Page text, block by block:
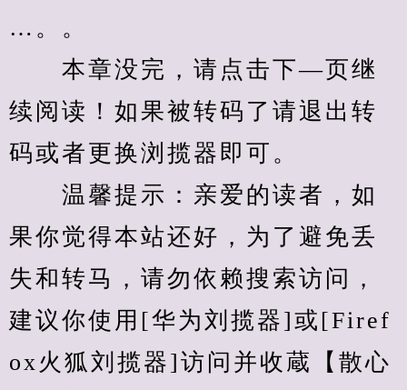
…。。
本章没完，请点击下—页继
续阅读！如果被转码了请退出转
码或者更换浏揽器即可。
温馨提示：亲爱的读者，如
果你觉得本站还好，为了避免丢
失和转马，请勿依赖搜索访问，
建议你使用[华为刘揽器]或[Firef
ox火狐刘揽器]访问并收蔵【散心